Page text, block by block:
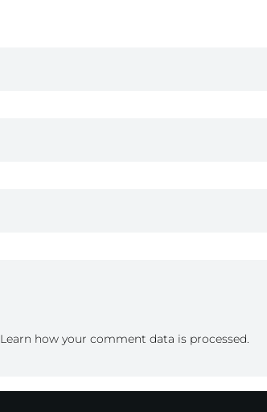
Learn how your comment data is processed.